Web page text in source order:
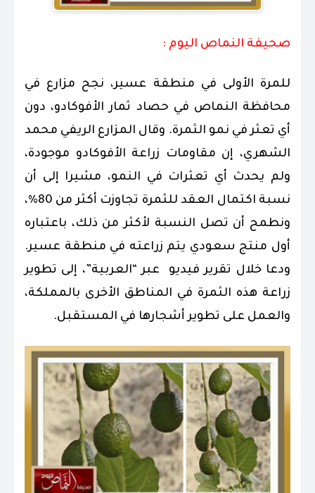
صحيفة النماص اليوم :
للمرة الأولى في منطقة عسير، نجح مزارع في
محافظة النماص في حصاد ثمار الأفوكادو، دون
أي تعثر في نمو الثمرة. وقال المزارع الريفي محمد
الشهري، إن مقاومات زراعة الأفوكادو موجودة،
ولم يحدث أي تعثرات في النمو، مشيرا إلى أن
نسبة اكتمال العقد للثمرة تجاوزت أكثر من 80%،
ونطمح أن تصل النسبة لأكثر من ذلك، باعتباره
أول منتج سعودي يتم زراعته في منطقة عسير.
ودعا خلال تقرير فيديو عبر “العربية”، إلى تطوير
زراعة هذه الثمرة في المناطق الأخرى بالمملكة،
والعمل على تطوير أشجارها في المستقبل.